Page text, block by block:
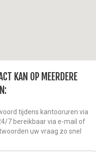
KAN OP MEERDERE
tijdens kantooruren via
7 bereikbaar via e-mail of
uw vraag zo snel